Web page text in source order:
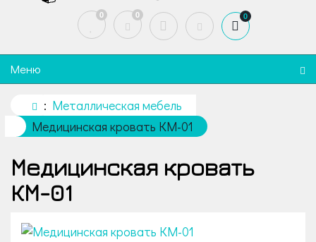
0 0 0
Меню
Металлическая мебель
Медицинская кровать КМ-01
Медицинская кровать
КМ-01